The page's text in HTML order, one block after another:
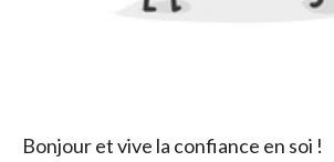
Bonjour et vive la confiance en soi !